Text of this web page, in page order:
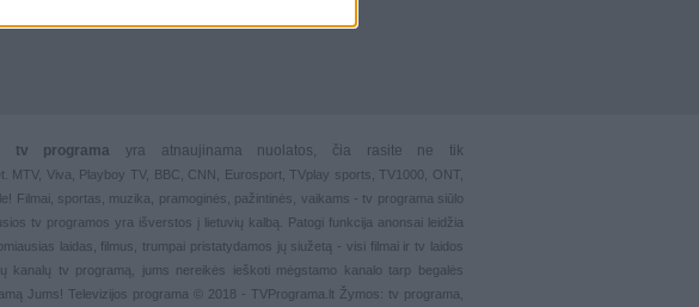
tv programa
yra atnaujinama nuolatos, čia rasite ne tik
MTV, Viva, Playboy TV, BBC, CNN, Eurosport, TVplay sports , TV1000, ONT,
Filmai, sportas muzika pramoginės pažintinės vaikams - tv programa siūlo
tv programos yra išverstos į lietuvių kalbą. Patogi funkcija anonsai leidžia
laidas, filmus, trumpai pristatydamos jų siužetą - visi filmai ir tv laidos
kanalų
tv programą, jums nereikės ieškoti mėgstamo kanalo tarp begalės
Jums! Televizijos programa © 2018 - TVPrograma.lt Žymos: tv programa,